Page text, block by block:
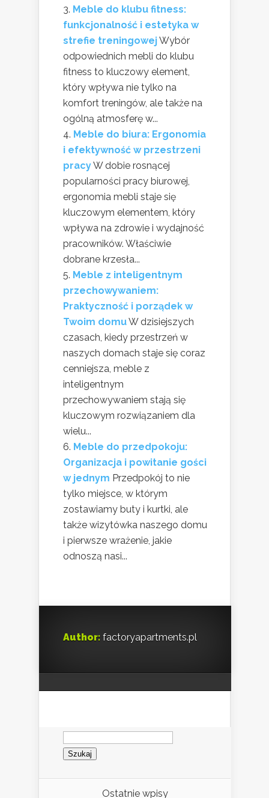
Meble do klubu fitness:
funkcjonalność i estetyka w
strefie treningowejWybór
odpowiednich mebli do klubu
fitness to kluczowy element,
który wpływa nie tylko na
komfort treningów, ale także na
ogólną atmosferę w...
Meble do biura: Ergonomia
i efektywność w przestrzeni
pracyW dobie rosnącej
popularności pracy biurowej,
ergonomia mebli staje się
kluczowym elementem, który
wpływa na zdrowie i wydajność
pracowników. Właściwie
dobrane krzesła...
Meble z inteligentnym
przechowywaniem:
Praktyczność i porządek w
Twoim domuW dzisiejszych
czasach, kiedy przestrzeń w
naszych domach staje się coraz
cenniejsza, meble z
inteligentnym
przechowywaniem stają się
kluczowym rozwiązaniem dla
wielu...
Meble do przedpokoju:
Organizacja i powitanie gości
w jednym Przedpokój to nie
tylko miejsce, w którym
zostawiamy buty i kurtki, ale
także wizytówka naszego domu
i pierwsze wrażenie, jakie
odnoszą nasi...
Author: factoryapartments.pl
Szukaj:
Ostatnie wpisy